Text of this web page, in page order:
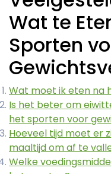
Wat te
Sporten
Wat moet ik eten na
Is het beter om
het sporten voor
Hoeveel tijd moet er
maaltijd om af te
Welke